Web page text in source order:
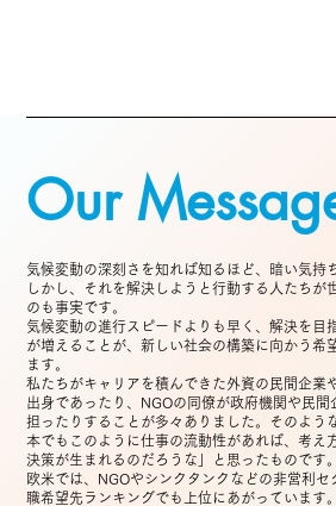
Our
気候変動の深刻さを知れば知るほど、暗い気持
しかし、それを解決しようと行動する人たちが
のも事実です。
気候変動の進行スピードよりも早く、解決を目
が増えることが、新しい社会の構築に向かう希
ます。
私たちがキャリアを積んできた外資の民間企業
出身であったり、NGOの同僚が政府機関や民間
担ったりすることが多々ありました。そのよう
本でもこのように仕事の流動性があれば、考え
決策が生まれるのだろうな」と思ったものです。
欧米では、NGOやシンクタンクなどの非営利
職希望先ランキングでも上位にあがっています